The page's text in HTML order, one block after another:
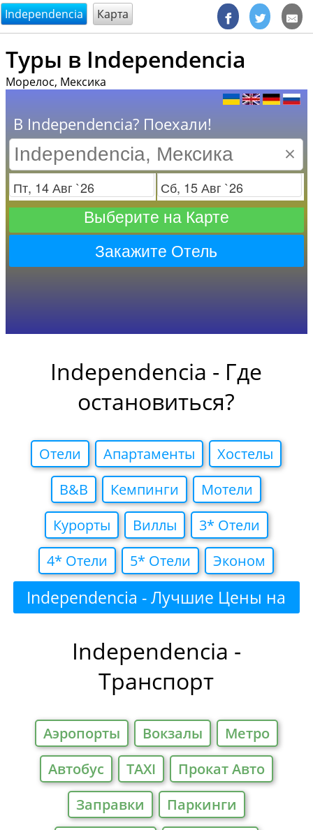
@endsectiom
Independencia Карта
Туры в Independencia
Морелос, Мексика
В Independencia? Поехали!
×
Заезд Отъезд
Выберите на Карте
Закажите Отель
Independencia - Где
остановиться?
Отели Апартаменты
Хостелы
B&B
Кемпинги
Мотели
Курорты
Виллы
3* Отели
4* Отели
5* Отели Эконом
Independencia - Лучшие Цены на
Independencia -
Транспорт
Аэропорты Вокзалы
Метро
Автобус
TAXI
Прокат Авто
Заправки
Паркинги